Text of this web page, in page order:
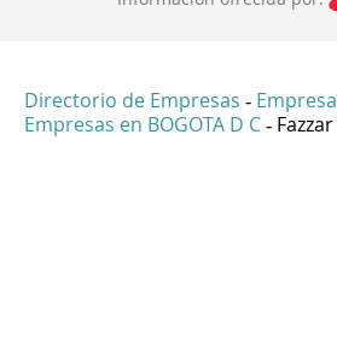
Directorio de Empresas -
Empresas en BOGOTA D C -